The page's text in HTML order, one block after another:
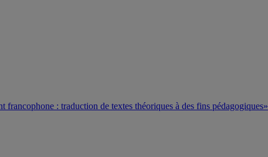
: traduction de textes théoriques à des fins pédagogiques»